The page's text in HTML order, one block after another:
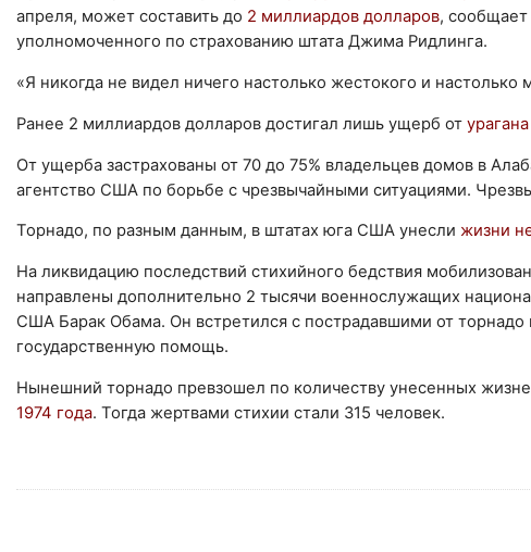
апреля, может составить до 2 миллиардов долларов, сообщает
уполномоченного по страхованию штата Джима Ридлинга.
«Я никогда не видел ничего настолько жестокого и
Ранее 2 миллиардов долларов достигал лишь ущерб от
От ущерба застрахованы от 70 до 75% владельцев домов в
агентство США по борьбе с чрезвычайными ситуациями.
Торнадо, по разным данным, в штатах юга США унесли жизни
На ликвидацию последствий стихийного бедствия
направлены дополнительно 2 тысячи военнослужащих
США Барак Обама. Он встретился с пострадавшими от
государственную помощь.
Нынешний торнадо превзошел по количеству унесенных
1974 года. Тогда жертвами стихии стали 315 человек.